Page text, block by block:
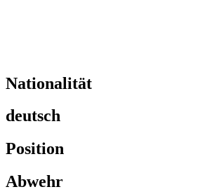
Nationalität
deutsch
Position
Abwehr